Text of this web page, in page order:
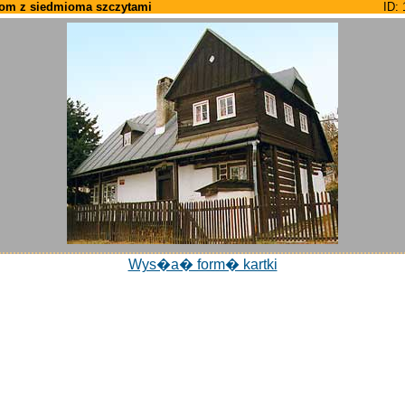
ID:
z siedmioma szczytami
Wys�a� form� kartki